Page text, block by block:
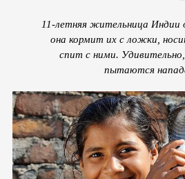
11-летняя жительница Индии
она кормит их с ложки,
спит с ними.
пытаются